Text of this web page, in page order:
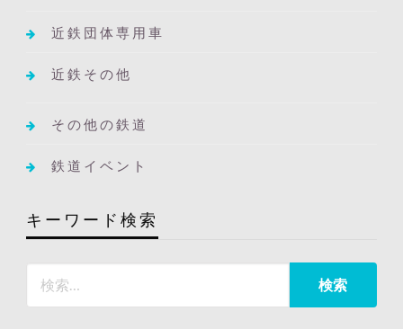
近鉄団体専用車
近鉄その他
その他の鉄道
鉄道イベント
キーワード検索